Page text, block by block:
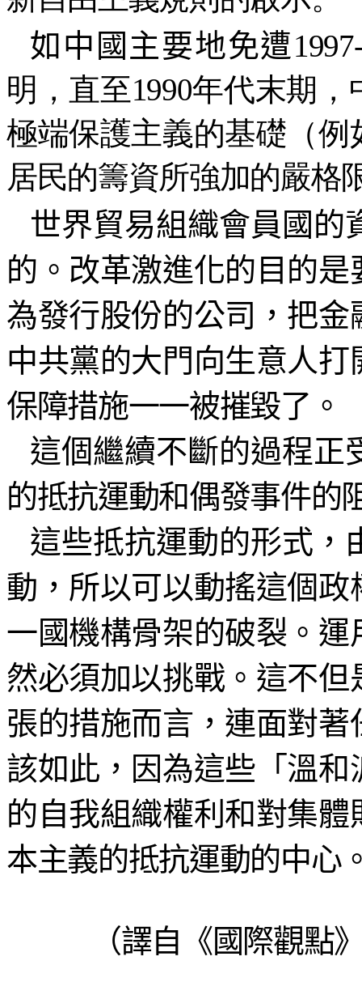
如中國主要地免遭
明，直至1990年代末期
極端保護主義的基礎（
居民的籌資所強加的嚴格
世界貿易組織會員國的
的。改革激進化的目的
為發行股份的公司，把
中共黨的大門向生意人
保障措施一一被摧毀了。
這個繼續不斷的過程正
的抵抗運動和偶發事件的
這些抵抗運動的形式，
動，所以可以動搖這個
一國機構骨架的破裂。
然必須加以挑戰。這不
張的措施而言，連面對
該如此，因為這些「溫
的自我組織權利和對集
本主義的抵抗運動的中心
（譯自《國際觀點